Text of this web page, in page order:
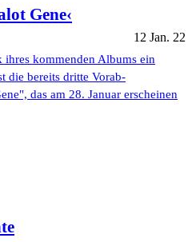
Gene‹
12 Jan. 22
ihres kommenden Albums ein
die bereits dritte Vorab-
das am 28. Januar erscheinen